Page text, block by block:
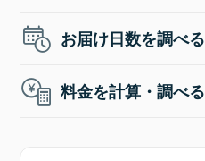
お届け日数を調べる
料金を計算・調べる